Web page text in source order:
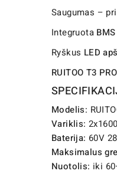
Saugumas –
Integruota
Ryškus LED
RUITOO T3 PRO
Modelis:
Variklis:
Baterija: 60V
Maksimalus
Nuotolis: iki